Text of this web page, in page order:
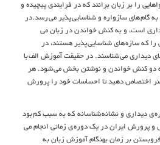
را بر زبان برانند که در فرايندي پيچيده و
به گام هاي سازواره و شناسايي پذير مي رسد.در
است، و به کنش خواندن در زبان مي
را که سازه هاي شناسايي پذير هستند، در
ديداري مي شناسند. در حقيقت آموزش الف با
دو کنش خواندن و نوشتن بخش مي شود. هر
اختصاص دهید تا احساسات خود را پرورش
ي ديداري و نشانه شناسانه که به سبب کم بود
و پرورش ايران در يک دوره ي زماني انجام مي
بر زمان بهنگام آموزش زبان به